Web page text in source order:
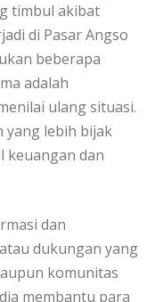
timbul akibat
di Pasar Angso
beberapa
adalah
ulang situasi.
yang lebih bijak
keuangan dan
dan
dukungan yang
komunitas
membantu para